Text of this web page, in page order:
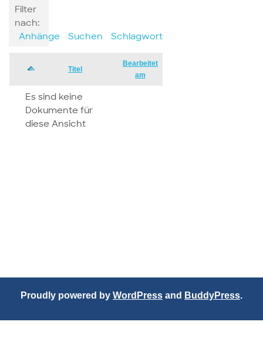
Filter
nach:
Anhänge
Suchen Schlagwort
Has
Titel
Bearbeitet
am
Es sind keine
Dokumente für
diese Ansicht
Proudly powered by WordPress and BuddyPress.